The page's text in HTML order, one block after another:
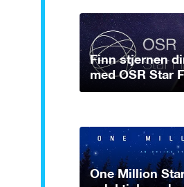
Finn stjernen
med OSR Star
One Million